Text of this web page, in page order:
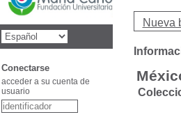
Nueva
Conectarse
acceder a su cuenta de
usuario